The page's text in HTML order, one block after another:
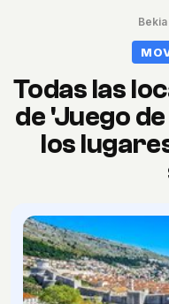
Todas las
de 'Juego
los